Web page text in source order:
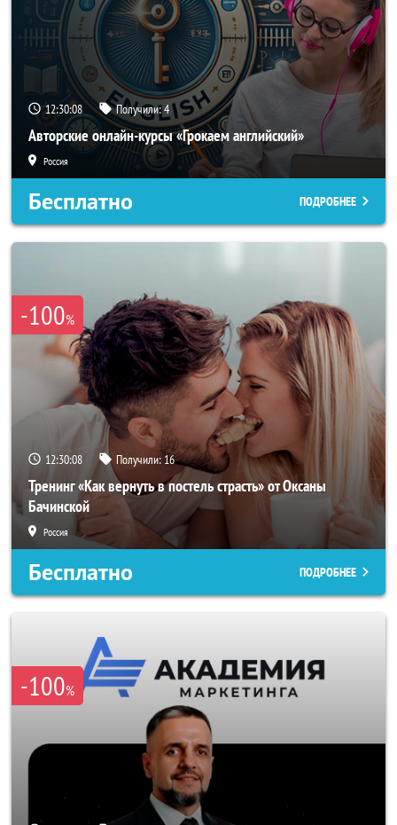
12:30:05 Получили:4
Авторские онлайн-курсы «Грокаем английский»
Россия
Бесплатно ПОДРОБНЕЕ
-100%
12:30:05 Получили: 16
Тренинг «Как вернуть в постель страсть» от Оксаны
Бачинской
Россия
Бесплатно ПОДРОБНЕЕ
-100%